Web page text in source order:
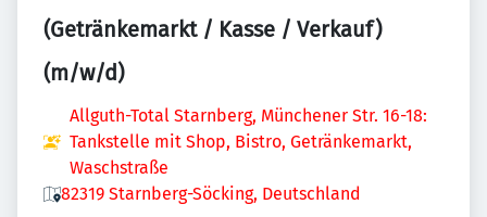
(Getränkemarkt / Kasse / Verkauf)
(m/w/d)
Allguth-Total Starnberg, Münchener Str. 16-18:
Tankstelle mit Shop, Bistro, Getränkemarkt,
Waschstraße
82319 Starnberg-Söcking, Deutschland